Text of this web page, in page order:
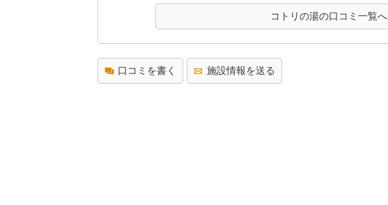
コトリの湯の口コミ一覧へ
口コミを書く 施設情報を送る